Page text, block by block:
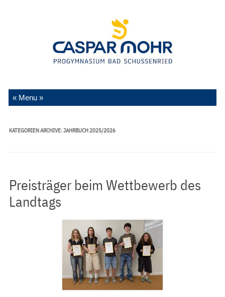
Zum Inhalt springen
KATEGORIEN ARCHIVE:JAHRBUCH 2025/2026
Preisträger beim Wettbewerb des
Landtags